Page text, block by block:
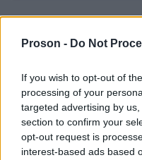
Proson - Do Not
If you wish to opt-out of
processing of your
targeted advertising by
section to confirm your
opt-out request is
interest-based ads based
Μάθε πρώτος
Βάλε το
αναζήτησης